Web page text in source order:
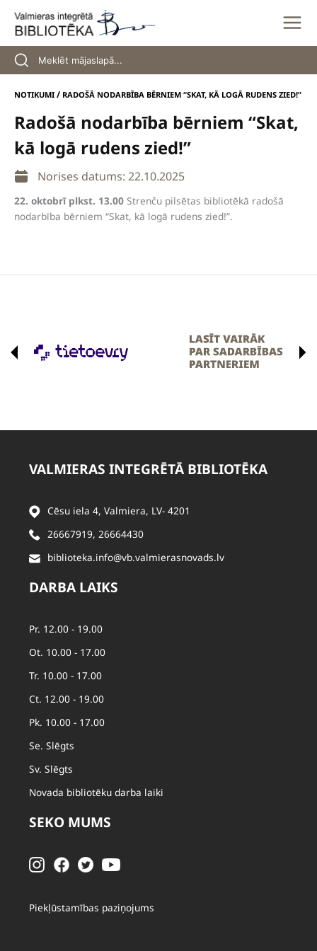
content
NOTIKUMI / RADOŠĀ NODARBĪBA BĒRNIEM “SKAT, KĀ LOGĀ RUDENS ZIED!”
Radošā nodarbība bērniem “Skat,
kā logā rudens zied!”
Norises datums: 22.10.2025
22. oktobrī plkst. 13.00 Strenču pilsētas bibliotēkā radošā
nodarbība bērniem “Skat, kā logā rudens zied!”.
VALMIERAS INTEGRĒTĀ BIBLIOTĒKA
Cēsu iela 4, Valmiera, LV- 4201
26667919, 26664430
biblioteka.info@vb.valmierasnovads.lv
DARBA LAIKS
Pr. 12.00 - 19.00
Ot. 10.00 - 17.00
Tr. 10.00 - 17.00
Ct. 12.00 - 19.00
Pk. 10.00 - 17.00
Se. Slēgts
Sv. Slēgts
Novada bibliotēku darba laiki
SEKO MUMS
Piekļūstamības paziņojums